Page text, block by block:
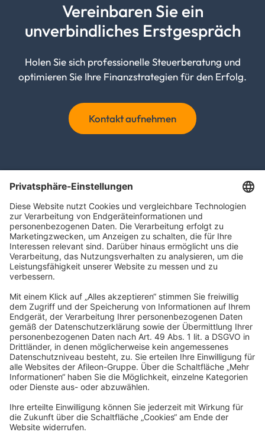
Vereinbaren Sie ein
unverbindlichesErstgespräch
Holen Sie sich professionelle Steuerberatung und
optimieren Sie Ihre Finanzstrategien für den Erfolg.
Kontakt aufnehmen
Bartsch und Kollegen Steuerberatung GmbH /
Conradt, Bartsch & Kollegen GmbH
Heidenkampsweg 74-76
info@bartsch-kollegen.de
Impressum
Datenschutz
Barrierefreiheit
Cookies